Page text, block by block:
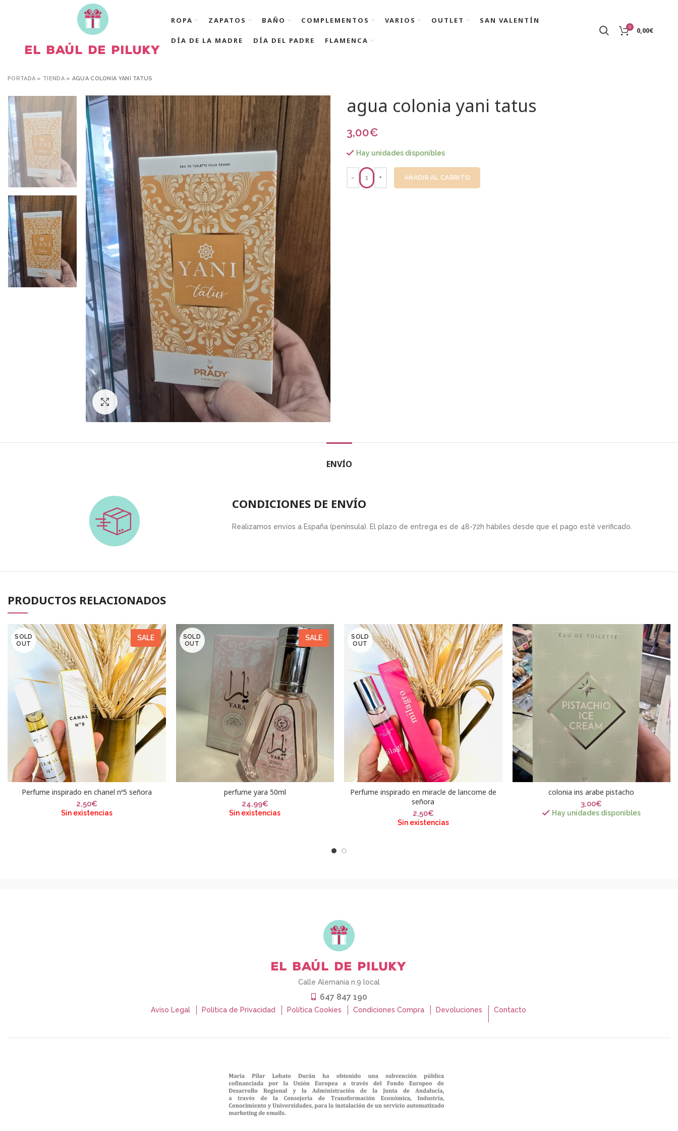
ROPA ZAPATOS BAÑO COMPLEMENTOS VARIOS OUTLET SAN VALENTÍN
DÍA DE LA MADRE DÍA DEL PADRE FLAMENCA
0 0,00€
PORTADA » TIENDA» AGUA COLONIA YANI TATUS
Click to enlarge
agua colonia yani tatus
3,00€
Hay unidades disponibles
AÑADIR AL CARRITO
ENVÍO
CONDICIONES DE ENVÍO
Realizamos envíos a España (península). El plazo de entrega es de 48-72h hábiles desde que el pago esté verificado.
PRODUCTOS RELACIONADOS
SOLD
OUT
SALE
Perfume inspirado en chanel nº5 señora
2,50€
Sin existencias
SOLD
OUT
SALE
perfume yara 50ml
24,99€
Sin existencias
SOLD
OUT
Perfume inspirado en miracle de lancome de
señora
2,50€
Sin existencias
colonia ins arabe pistacho
3,00€
Hay unidades disponibles
Calle Alemania n.9 local
647 847 190
Aviso Legal Política de Privacidad Política Cookies Condiciones Compra Devoluciones Contacto